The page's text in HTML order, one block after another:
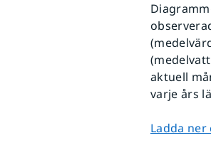
aktuell
varje års
Ladda ner